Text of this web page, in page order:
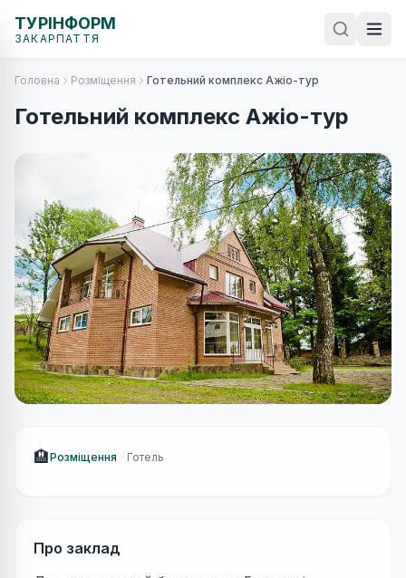
ТУРІНФОРМ
ЗАКАРПАТТЯ
Головна Розміщення Готельний комплекс Ажіо-тур
Готельний комплекс Ажіо-тур
🏨Розміщення Готель
Про заклад